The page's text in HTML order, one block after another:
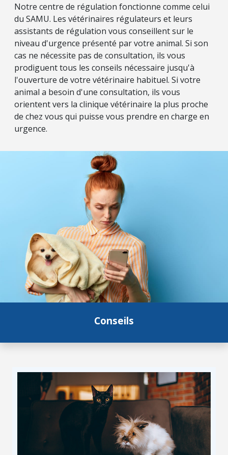
Notre centre de régulation fonctionne comme celui
du SAMU. Les vétérinaires régulateurs et leurs
assistants de régulation vous conseillent sur le
niveau d'urgence présenté par votre animal. Si son
cas ne nécessite pas de consultation, ils vous
prodiguent tous les conseils nécessaire jusqu'à
l'ouverture de votre vétérinaire habituel. Si votre
animal a besoin d'une consultation, ils vous
orientent vers la clinique vétérinaire la plus proche
de chez vous qui puisse vous prendre en charge en
urgence.
Conseils